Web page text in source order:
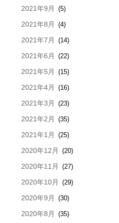
2021年9月 (5)
2021年8月 (4)
2021年7月 (14)
2021年6月 (22)
2021年5月 (15)
2021年4月 (16)
2021年3月 (23)
2021年2月 (35)
2021年1月 (25)
2020年12月 (20)
2020年11月 (27)
2020年10月 (29)
2020年9月 (30)
2020年8月 (35)